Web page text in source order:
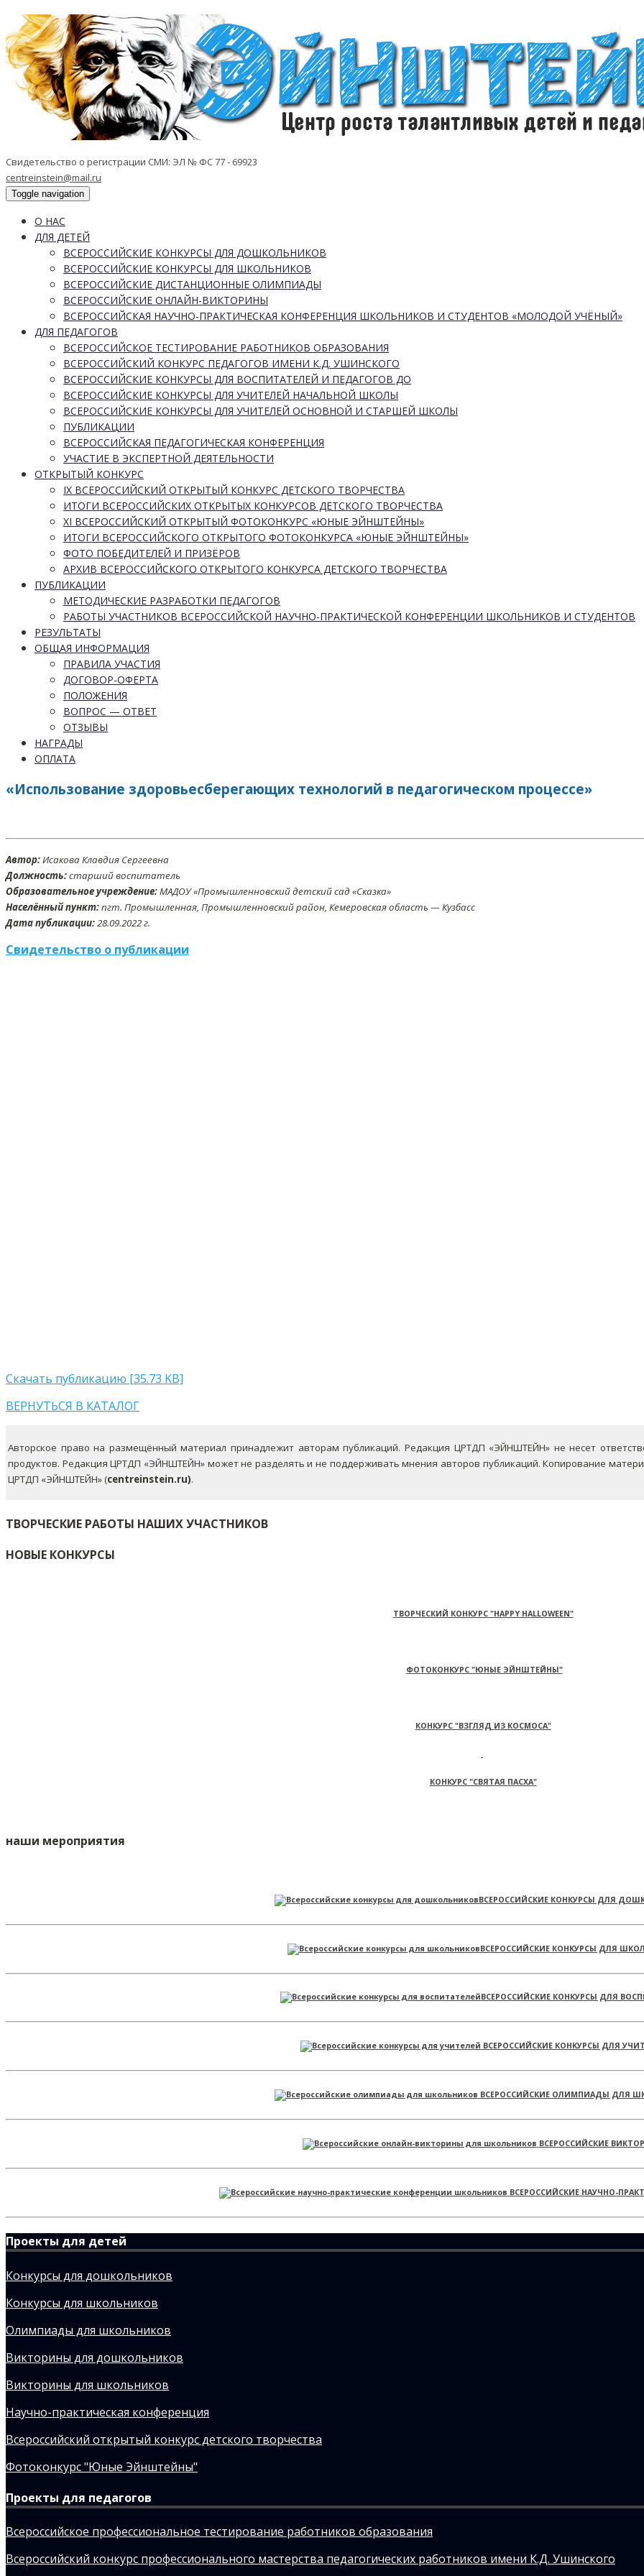
Свидетельство о регистрации СМИ: ЭЛ № ФС 77 - 69923
centreinstein@mail.ru
Toggle navigation
О НАС
ДЛЯ ДЕТЕЙ
ВСЕРОССИЙСКИЕ КОНКУРСЫ ДЛЯ ДОШКОЛЬНИКОВ
ВСЕРОССИЙСКИЕ КОНКУРСЫ ДЛЯ ШКОЛЬНИКОВ
ВСЕРОССИЙСКИЕ ДИСТАНЦИОННЫЕ ОЛИМПИАДЫ
ВСЕРОССИЙСКИЕ ОНЛАЙН-ВИКТОРИНЫ
ВСЕРОССИЙСКАЯ НАУЧНО-ПРАКТИЧЕСКАЯ КОНФЕРЕНЦИЯ ШКОЛЬНИКОВ И СТУДЕНТОВ «МОЛОДОЙ УЧЁНЫЙ»
ДЛЯ ПЕДАГОГОВ
ВСЕРОССИЙСКОЕ ТЕСТИРОВАНИЕ РАБОТНИКОВ ОБРАЗОВАНИЯ
ВСЕРОССИЙСКИЙ КОНКУРС ПЕДАГОГОВ ИМЕНИ К.Д. УШИНСКОГО
ВСЕРОССИЙСКИЕ КОНКУРСЫ ДЛЯ ВОСПИТАТЕЛЕЙ И ПЕДАГОГОВ ДО
ВСЕРОССИЙСКИЕ КОНКУРСЫ ДЛЯ УЧИТЕЛЕЙ НАЧАЛЬНОЙ ШКОЛЫ
ВСЕРОССИЙСКИЕ КОНКУРСЫ ДЛЯ УЧИТЕЛЕЙ ОСНОВНОЙ И СТАРШЕЙ ШКОЛЫ
ПУБЛИКАЦИИ
ВСЕРОССИЙСКАЯ ПЕДАГОГИЧЕСКАЯ КОНФЕРЕНЦИЯ
УЧАСТИЕ В ЭКСПЕРТНОЙ ДЕЯТЕЛЬНОСТИ
ОТКРЫТЫЙ КОНКУРС
IX ВСЕРОССИЙСКИЙ ОТКРЫТЫЙ КОНКУРС ДЕТСКОГО ТВОРЧЕСТВА
ИТОГИ ВСЕРОССИЙСКИХ ОТКРЫТЫХ КОНКУРСОВ ДЕТСКОГО ТВОРЧЕСТВА
XI ВСЕРОССИЙСКИЙ ОТКРЫТЫЙ ФОТОКОНКУРС «ЮНЫЕ ЭЙНШТЕЙНЫ»
ИТОГИ ВСЕРОССИЙСКОГО ОТКРЫТОГО ФОТОКОНКУРСА «ЮНЫЕ ЭЙНШТЕЙНЫ»
ФОТО ПОБЕДИТЕЛЕЙ И ПРИЗЁРОВ
АРХИВ ВСЕРОССИЙСКОГО ОТКРЫТОГО КОНКУРСА ДЕТСКОГО ТВОРЧЕСТВА
ПУБЛИКАЦИИ
МЕТОДИЧЕСКИЕ РАЗРАБОТКИ ПЕДАГОГОВ
РАБОТЫ УЧАСТНИКОВ ВСЕРОССИЙСКОЙ НАУЧНО-ПРАКТИЧЕСКОЙ КОНФЕРЕНЦИИ ШКОЛЬНИКОВ И СТУДЕНТОВ
РЕЗУЛЬТАТЫ
ОБЩАЯ ИНФОРМАЦИЯ
ПРАВИЛА УЧАСТИЯ
ДОГОВОР-ОФЕРТА
ПОЛОЖЕНИЯ
ВОПРОС — ОТВЕТ
ОТЗЫВЫ
НАГРАДЫ
ОПЛАТА
«Использование здоровьесберегающих технологий в педагогическом процессе»
Автор:Исакова Клавдия Сергеевна
Должность:cтарший воспитатель
Образовательное учреждение:МАДОУ «Промышленновский детский сад «Сказка»
Населённый пункт:пгт. Промышленная, Промышленновский район, Кемеровская область — Кузбасс
Дата публикации:28.09.2022 г.
Свидетельство о публикации
Скачать публикацию [35.73 KB]
ВЕРНУТЬСЯ В КАТАЛОГ
Авторское право на размещённый материал принадлежит авторам публикаций. Редакция ЦРТДП «ЭЙНШТЕЙН» не несет
продуктов. Редакция ЦРТДП «ЭЙНШТЕЙН» может не разделять и не поддерживать мнения авторов публикаций.Копирование
ЦРТДП «ЭЙНШТЕЙН» (centreinstein.ru).
ТВОРЧЕСКИЕ РАБОТЫ НАШИХ УЧАСТНИКОВ
НОВЫЕ КОНКУРСЫ
ТВОРЧЕСКИЙ КОНКУРС "HAPPY HALLOWEEN"
ФОТОКОНКУРС "ЮНЫЕ ЭЙНШТЕЙНЫ"
КОНКУРС "ВЗГЛЯД ИЗ КОСМОСА"
КОНКУРС "СВЯТАЯ ПАСХА"
наши мероприятия
ВСЕРОССИЙСКИЕ КОНКУРСЫ ДЛЯ
ВСЕРОССИЙСКИЕ КОНКУРСЫ ДЛЯ
ВСЕРОССИЙСКИЕ КОНКУРСЫ ДЛЯ
ВСЕРОССИЙСКИЕ КОНКУРСЫ ДЛЯ
ВСЕРОССИЙСКИЕ ОЛИМПИАДЫ ДЛЯ
ВСЕРОССИЙСКИЕ
ВСЕРОССИЙСКИЕ НАУЧНО-
Проекты для детей
Конкурсы для дошкольников
Конкурсы для школьников
Олимпиады для школьников
Викторины для дошкольников
Викторины для школьников
Научно-практическая конференция
Всероссийский открытый конкурс детского творчества
Фотоконкурс "Юные Эйнштейны"
Проекты для педагогов
Всероссийское профессиональное тестирование работников образования
Всероссийский конкурс профессионального мастерства педагогических работников имени К.Д. Ушинского